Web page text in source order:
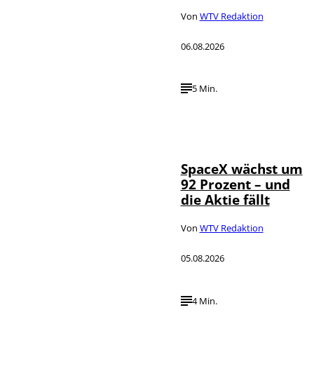
Von WTV Redaktion
06.08.2026
5 Min.
SpaceX wächst um
92 Prozent – und
die Aktie fällt
Von WTV Redaktion
05.08.2026
4 Min.